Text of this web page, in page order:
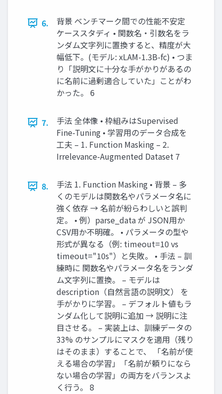
6.
背景 ベンチマーク間での性能不安定
ケーススタディ • 関数名・引数名をラ
ンダム文字列に置換すると、精度が大
幅低下。(モデル: xLAM-1.3B-fc) • つま
り「説明文に十分な手がかりがあるの
に名前に過剰適合していた」ことがわ
かった。 6
7.
手法 全体像 • 枠組みはSupervised
Fine-Tuning • 学習用のデータ合成を
工夫 – 1. Function Masking – 2.
Irrelevance-Augmented Dataset 7
8.
手法 1. Function Masking • 背景 – 多
くのモデルは関数名やパラメータ名に
強く依存 → 名前が紛らわしいと誤判
定。 • 例）parse_data が JSON用か
CSV用か不明確。 • パラメータの型や
形式が異なる（例: timeout=10 vs
timeout="10s"）と失敗。 • 手法 – 訓
練時に 関数名やパラメータ名をランダ
ム文字列に置換。 – モデルは
description（自然言語の説明文） を
手がかりに学習。 – デフォルト値もラ
ンダム化して説明に追加 → 説明に注
目させる。 – 実装上は、訓練データの
33% のサンプルにマスクを適用（残り
はそのまま）することで、 「名前が使
える場合の学習」「名前が頼りになら
ない場合の学習」の両方をバランスよ
く行う。 8